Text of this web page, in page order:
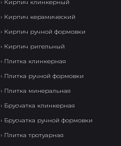
› Кирпич клинкерный
› Кирпич керамический
› Кирпич ручной формовки
› Кирпич ригельный
› Плитка клинкерная
› Плитка ручной формовки
› Плитка минеральная
› Брусчатка клинкерная
› Брусчатка ручной формовки
› Плитка тротуарная